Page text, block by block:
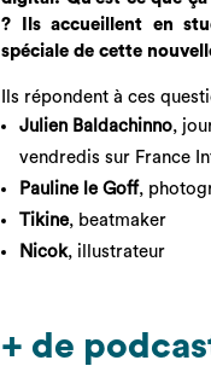
? Ils accueillent en
spéciale de cette
Ils répondent à ces
Julien Baldachinno,
vendredis sur France
Pauline le Goff,
Tikine, beatmaker
Nicok, illustrateur
+ de